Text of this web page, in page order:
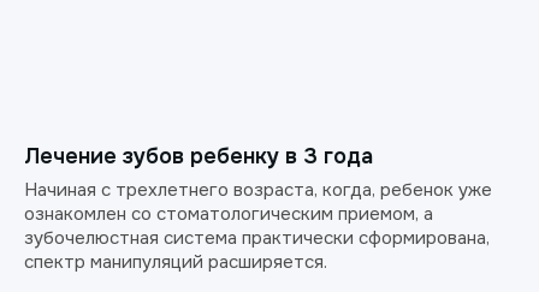
Лечение зубов ребенку в 3 года
Начиная с трехлетнего возраста, когда, ребенок уже
ознакомлен со стоматологическим приемом, а
зубочелюстная система практически сформирована,
спектр манипуляций расширяется.